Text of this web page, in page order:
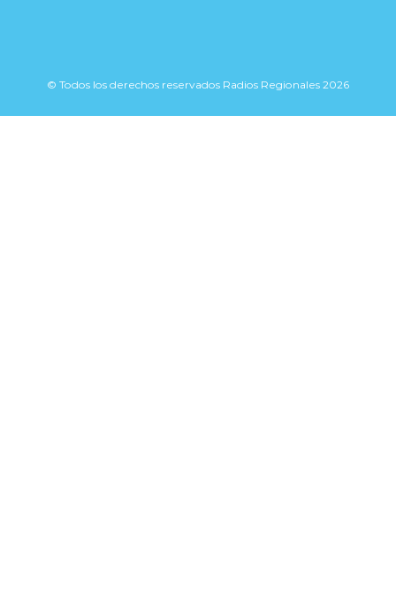
© Todos los derechos reservados Radios Regionales 2026